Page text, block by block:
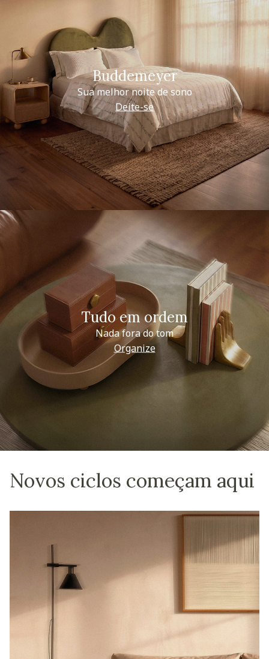
Buddemeyer
Sua melhor noite de sono
Deite-se
Tudo em ordem
Nada fora do tom
Organize
Novos ciclos começam aqui